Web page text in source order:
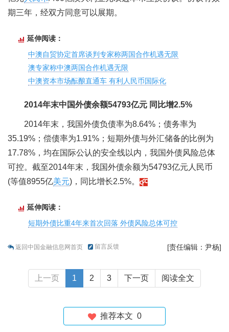
期三年，经双方同意可以展期。
延伸阅读：
中澳自贸协定首席谈判专家称两国合作机遇无限
澳专家称中澳两国合作机遇无限
中澳资本市场酝酿直通车 有利人民币国际化
2014年末中国外债余额54793亿元 同比增2.5%
2014年末，我国外债负债率为8.64%；债务率为
35.19%；偿债率为1.91%；短期外债与外汇储备的比例为
17.78%，均在国际公认的安全线以内，我国外债风险总体
可控。截至2014年末，我国外债余额为54793亿元人民币
(等值8955亿美元)，同比增长2.5%。
延伸阅读：
短期外债比重4年来首次回落 外债风险总体可控
返回中国金融信息网首页 留言反馈 [责任编辑：尹杨]
上一页 1 2 3 下一页 阅读全文
推荐本文 0